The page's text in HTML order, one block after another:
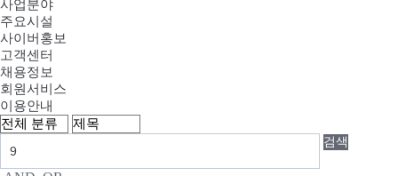
사업분야
주요시설
사이버홍보
고객센터
채용정보
회원서비스
이용안내
검색